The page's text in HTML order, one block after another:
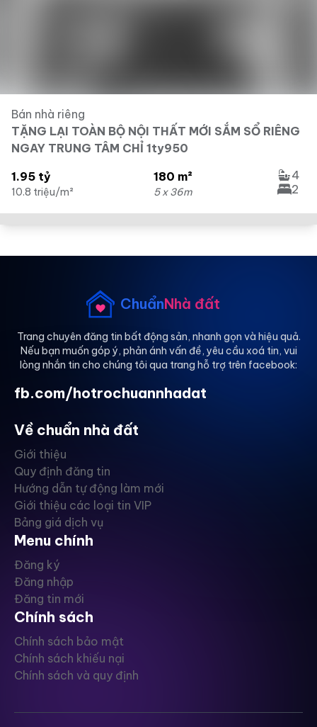
Bán nhà riêng
TẶNG LẠI TOÀN BỘ NỘI THẤT MỚI SẮM SỔ RIÊNG
NGAY TRUNG TÂM CHỈ 1ty950
1.95 tỷ
10.8 triệu/m²
180 m²
5 x 36m
4
2
ChuẩnNhà đất
Trang chuyên đăng tin bất động sản, nhanh gọn và hiệu quả.
Nếu bạn muốn góp ý, phản ánh vấn đề, yêu cầu xoá tin, vui
lòng nhắn tin cho chúng tôi qua trang hỗ trợ trên facebook:
fb.com/hotrochuannhadat
Về chuẩn nhà đất
Giới thiệu
Quy định đăng tin
Hướng dẫn tự động làm mới
Giới thiệu các loại tin VIP
Bảng giá dịch vụ
Menu chính
Đăng ký
Đăng nhập
Đăng tin mới
Chính sách
Chính sách bảo mật
Chính sách khiếu nại
Chính sách và quy định